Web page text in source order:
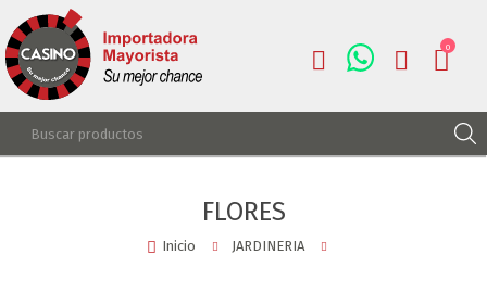
0
0
FLORES
Inicio JARDINERIA